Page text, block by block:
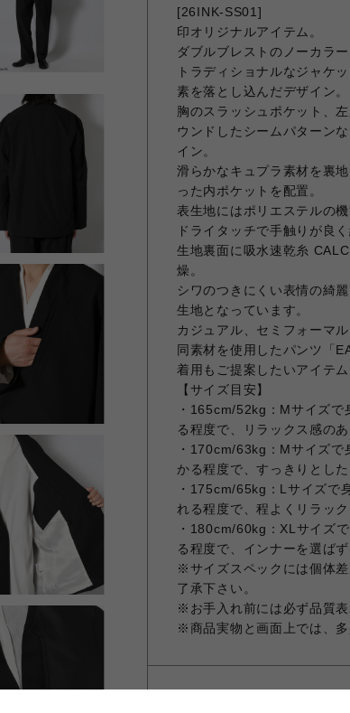
[26INK-SS01]
印オリジナルアイテム。
ダブルブレストのノーカラー
トラディショナルなジャケ
素を落とし込んだデザイン。
胸のスラッシュポケット、
ウンドしたシームパターン
イン。
滑らかなキュプラ素材を裏
った内ポケットを配置。
表生地にはポリエステルの機
ドライタッチで手触りが良
生地裏面に吸水速乾糸
燥。
シワのつきにくい表情の綺
生地となっています。
カジュアル、セミフォーマ
同素材を使用したパンツ「
着用もご提案したいアイテム
【サイズ目安】
・165cm/52kg：Mサイズ
る程度で、リラックス感の
・170cm/63kg：Mサイズ
かる程度で、すっきりとし
・175cm/65kg：Lサイズで
れる程度で、程よくリラッ
・180cm/60kg：XLサイズ
る程度で、インナーを選ば
※サイズスペックには個体
了承下さい。
※お手入れ前には必ず品質表
※商品実物と画面上では、多